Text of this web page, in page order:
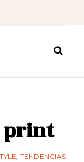
print
, TENDENCIAS